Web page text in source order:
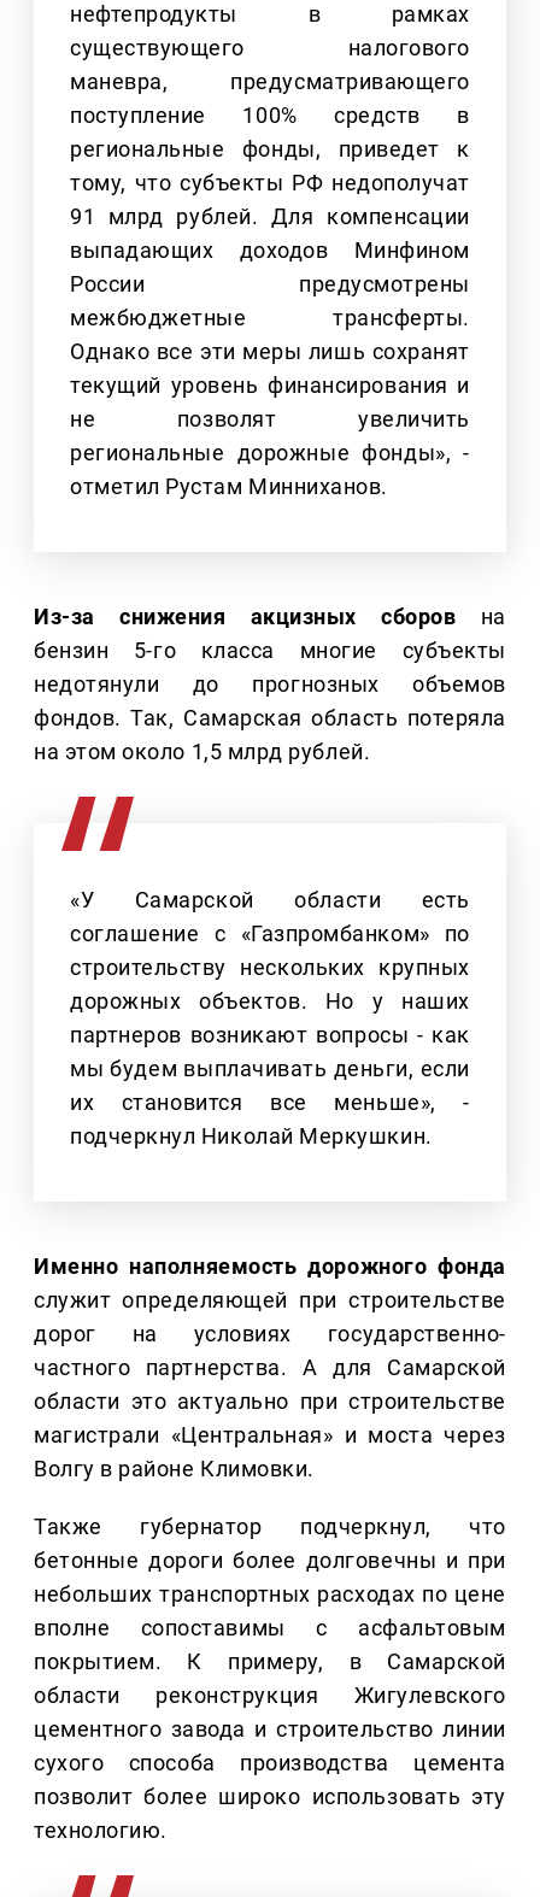
нефтепродукты в рамках
существующего налогового
маневра, предусматривающего
поступление 100% средств в
региональные фонды, приведет к
тому, что субъекты РФ недополучат
91 млрд рублей. Для компенсации
выпадающих доходов Минфином
России предусмотрены
межбюджетные трансферты.
Однако все эти меры лишь сохранят
текущий уровень финансирования и
не позволят увеличить
региональные дорожные фонды», -
отметил Рустам Минниханов.
Из-за снижения акцизных сборов на
бензин 5-го класса многие субъекты
недотянули до прогнозных объемов
фондов. Так, Самарская область потеряла
на этом около 1,5 млрд рублей.
«У Самарской области есть
соглашение с «Газпромбанком» по
строительству нескольких крупных
дорожных объектов. Но у наших
партнеров возникают вопросы - как
мы будем выплачивать деньги, если
их становится все меньше», -
подчеркнул Николай Меркушкин.
Именно наполняемость дорожного фонда
служит определяющей при строительстве
дорог на условиях государственно-
частного партнерства. А для Самарской
области это актуально при строительстве
магистрали «Центральная» и моста через
Волгу в районе Климовки.
Также губернатор подчеркнул, что
бетонные дороги более долговечны и при
небольших транспортных расходах по цене
вполне сопоставимы с асфальтовым
покрытием. К примеру, в Самарской
области реконструкция Жигулевского
цементного завода и строительство линии
сухого способа производства цемента
позволит более широко использовать эту
технологию.